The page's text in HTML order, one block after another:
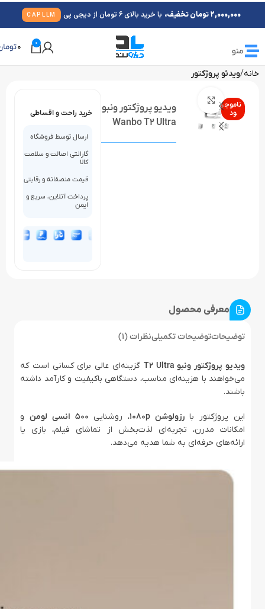
منو
0
0
خانه ویدئو پروژکتور
ناموج
ود
ویدیو پروژکتور ونبو
Wanbo T2 Ultra
خرید راحت و اقساطی
ارسال توسط فروشگاه
گارانتی اصالت و سلامت
کالا
قیمت منصفانه و رقابتی
پرداخت آنلاین، سریع و
ایمن
معرفی محصول
توضیحاتتوضیحات تکمیلینظرات (1)
ویدیو پروژکتور ونبو T2 Ultra
گزینه‌ای عالی برای کسانی است که
می‌خواهند با هزینه‌ای مناسب، دستگاهی باکیفیت و کارآمد داشته
باشند.
این پروژکتور با رزولوشن 1080p ، روشنایی
و
امکانات مدرن، تجربه‌ای لذت‌بخش از تماشای فیلم، بازی یا
ارائه‌های حرفه‌ای به شما هدیه می‌دهد.
2,000,000 تومان تخفیف، با خرید بالای 6 تومان از دیجی پی CAPLLM